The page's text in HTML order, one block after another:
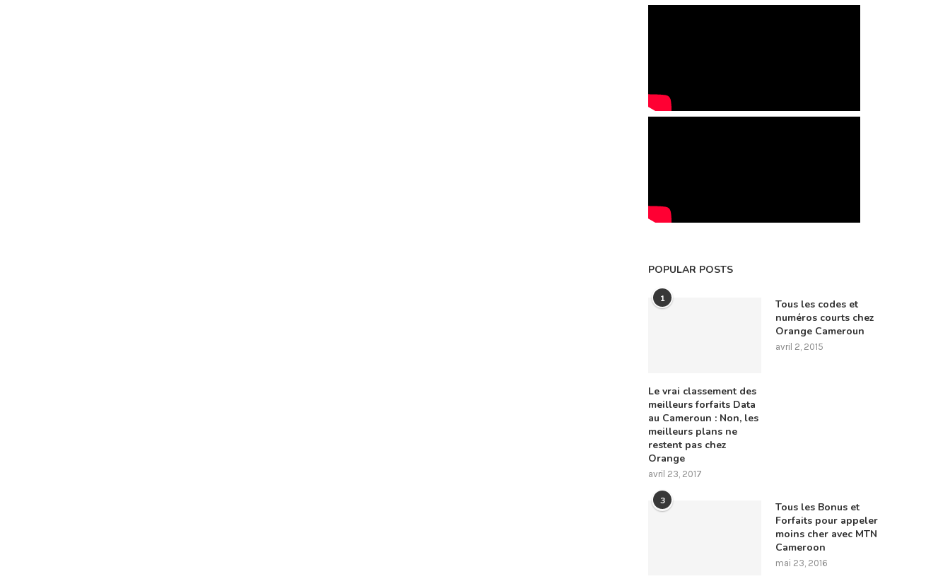
POPULAR POSTS
1
Le vrai classement des
meilleurs forfaits Data
au Cameroun : Non, les
meilleurs plans ne
restent pas chez
Orange
avril 23, 2017
Tous les codes et
numéros courts chez
Orange Cameroun
avril 2, 2015
3
Tous les Bonus et
Forfaits pour appeler
moins cher avec MTN
Cameroon
mai 23, 2016